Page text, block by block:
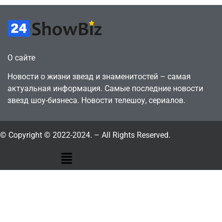
О сайте
Новости о жизни звезд и знаменитостей – самая
актуальная информация. Самые последние новости
звезд шоу-бизнеса. Новости телешоу, сериалов.
© Copyright © 2022-2024. – All Rights Reserved.